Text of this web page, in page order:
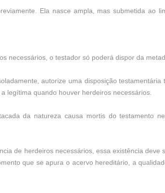
Ela nasce ampla, mas submetida ao
necessários, o testador só poderá dispor da
autorize uma disposição
legítima quando houver herdeiros necessários.
da natureza causa mortis do testamento
de herdeiros necessários, essa existência deve
que se apura o acervo hereditário, a